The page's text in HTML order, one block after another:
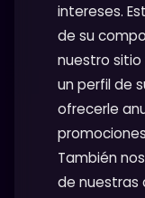
intereses.
de su
nuestro
un perfil de
ofrecerle
También
de nuestras